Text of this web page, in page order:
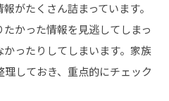
がたくさん詰まっています。
かった情報を見逃してしまっ
ったりしてしまいます。家族
しておき、重点的にチェック